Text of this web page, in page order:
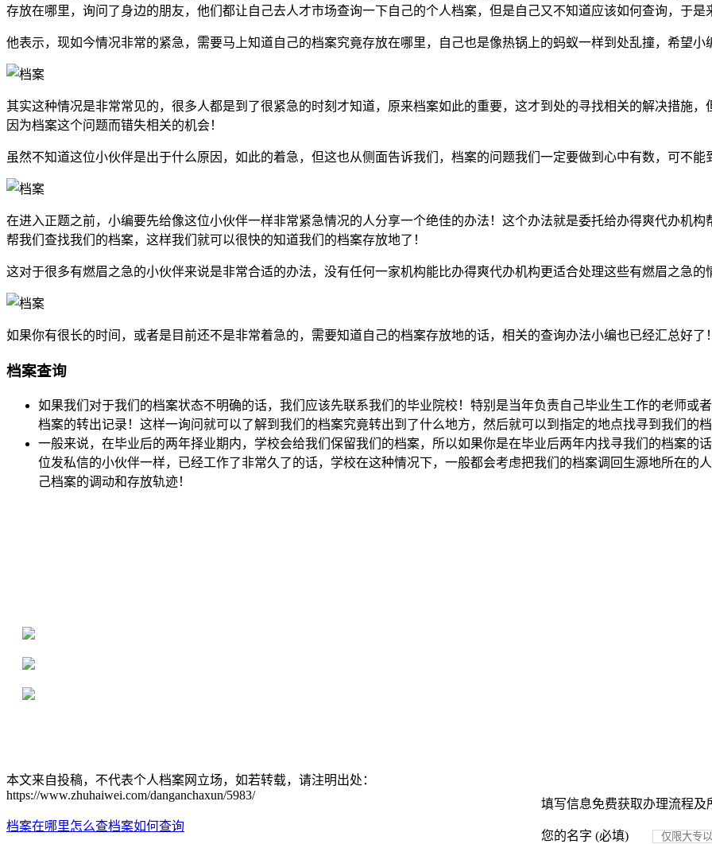
存放在哪里，询问了身边的朋友，他们都让自己去人才市场查询一下自己的个人档案，但是自己又不知道应该如何查询，于是
他表示，现如今情况非常的紧急，需要马上知道自己的档案究竟存放在哪里，自己也是像热锅上的蚂蚁一样到处乱撞，希望小
其实这种情况是非常常见的，很多人都是到了很紧急的时刻才知道，原来档案如此的重要，这才到处的寻找相关的解决措施
因为档案这个问题而错失相关的机会！
虽然不知道这位小伙伴是出于什么原因，如此的着急，但这也从侧面告诉我们，档案的问题我们一定要做到心中有数，可不
在进入正题之前，小编要先给像这位小伙伴一样非常紧急情况的人分享一个绝佳的办法！这个办法就是委托给办得爽代办机
帮我们查找我们的档案，这样我们就可以很快的知道我们的档案存放地了！
这对于很多有燃眉之急的小伙伴来说是非常合适的办法，没有任何一家机构能比办得爽代办机构更适合处理这些有燃眉之急
如果你有很长的时间，或者是目前还不是非常着急的，需要知道自己的档案存放地的话，相关的查询办法小编也已经汇总好了
档案查询
如果我们对于我们的档案状态不明确的话，我们应该先联系我们的毕业院校！特别是当年负责自己毕业生工作的老师或
档案的转出记录！这样一询问就可以了解到我们的档案究竟转出到了什么地方，然后就可以到指定的地点找寻到我们的
一般来说，在毕业后的两年择业期内，学校会给我们保留我们的档案，所以如果你是在毕业后两年内找寻我们的档案的
位发私信的小伙伴一样，已经工作了非常久了的话，学校在这种情况下，一般都会考虑把我们的档案调回生源地所在的
己档案的调动和存放轨迹！
填写信息免费获取办理流程及
您的名字 (必填)
本文来自投稿，不代表个人档案网立场，如若转载，请注明出处：
https://www.zhuhaiwei.com/danganchaxun/5983/
档案在哪里怎么查档案如何查询